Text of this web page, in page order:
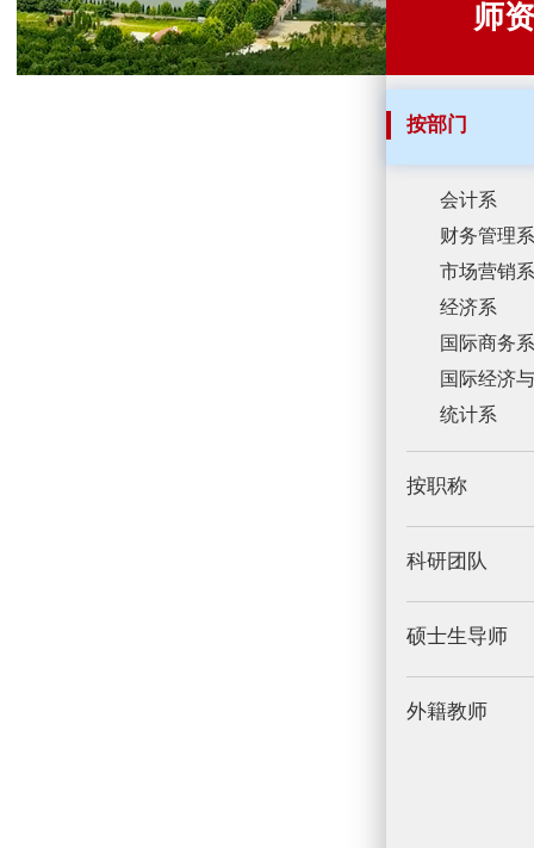
师
按部门
会计系
财务管理系
市场营销系
经济系
国际商务系
国际经济
统计系
按职称
科研团队
硕士生导师
外籍教师